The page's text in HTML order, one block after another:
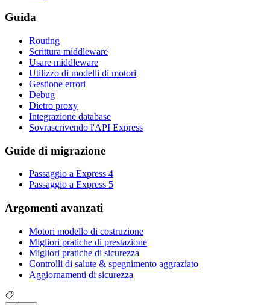
Guida
Routing
Scrittura middleware
Usare middleware
Utilizzo di modelli di motori
Gestione errori
Debug
Dietro proxy
Integrazione database
Sovrascrivendo l'API Express
Guide di migrazione
Passaggio a Express 4
Passaggio a Express 5
Argomenti avanzati
Motori modello di costruzione
Migliori pratiche di prestazione
Migliori pratiche di sicurezza
Controlli di salute & spegnimento aggraziato
Aggiornamenti di sicurezza